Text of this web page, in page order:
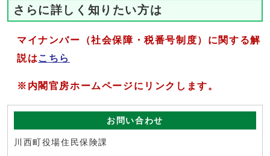
さらに詳しく知りたい方は
マイナンバー（社会保障・税番号制度）に関する解
説は こちら
※内閣官房ホームページにリンクします。
お問い合わせ
川西町役場住民保険課